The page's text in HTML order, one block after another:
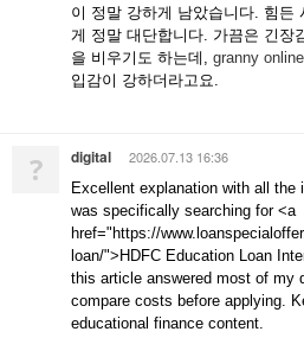
이 정말 강하게 남았습니다. 힘든
게 정말 대단합니다. 가끔은 긴장
을 비우기도 하는데, granny online
입감이 강하더라고요.
? digital 2026.07.13 16:36
Excellent explanation with all the
was specifically searching for <a
href="https://
loan/">HDFC Education Loan
this article answered most of my
compare costs before applying.
educational finance content.